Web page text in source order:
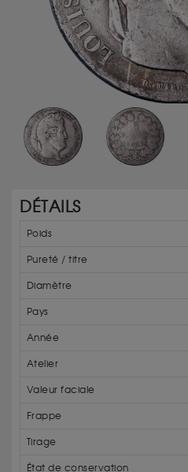
DÉTAILS
Poids
Pureté / titre
Diamètre
Pays
Année
Atelier
Valeur faciale
Frappe
Tirage
État de conservation